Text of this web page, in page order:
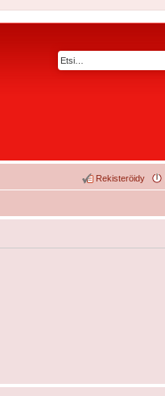
Rekisteröidy